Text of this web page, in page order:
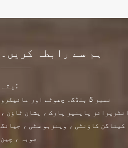
ہم سے رابطہ کریں۔
پتہ:
نمبر 5 بلڈگ۔ چھوٹے اور مائیکرو
انٹرپرائز پاینیر پارک ، یشان ٹاؤن ،
کیناگن کاؤنٹی ، وینزہو سٹی ، جیانگ
صوبہ ، چین